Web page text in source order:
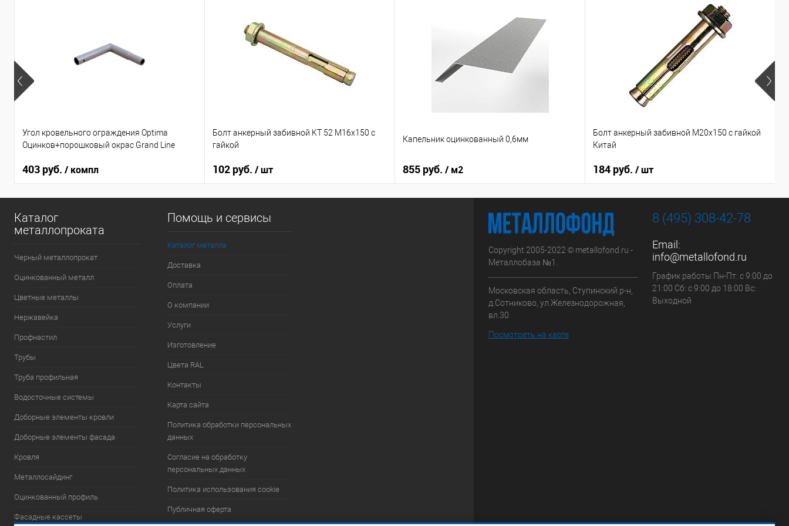
Угол кровельного ограждения Optima
Оцинков+порошковый окрас Grand Line
403 руб. / компл
Болт анкерный забивной KT 52 М16х150 с
гайкой
102 руб. / шт
Капельник оцинкованный 0,6мм
855 руб. / м2
Болт анкерный забивной М20х150 с гайкой
Китай
184 руб. / шт
Каталог
металлопроката
Черный металлопрокат
Оцинкованный металл
Цветные металлы
Нержавейка
Профнастил
Трубы
Труба профильная
Водосточные системы
Доборные элементы кровли
Доборные элементы фасада
Кровля
Металлосайдинг
Оцинкованный профиль
Фасадные кассеты
Помощь и сервисы
Каталог металла
Доставка
Оплата
О компании
Услуги
Изготовление
Цвета RAL
Контакты
Карта сайта
Политика обработки персональных
данных
Согласие на обработку
персональных данных
Политика использования cookie
Публичная оферта
Copyright 2005-2022 © metallofond.ru -
Металлобаза №1.
Московская область, Ступинский р-н,
д.Сотниково, ул.Железнодорожная,
вл.30
Посмотреть на карте
8 (495) 308-42-78
Email:
info@metallofond.ru
График работы Пн-Пт: с 9:00 до
21:00 Сб: с 9:00 до 18:00 Вс:
Выходной